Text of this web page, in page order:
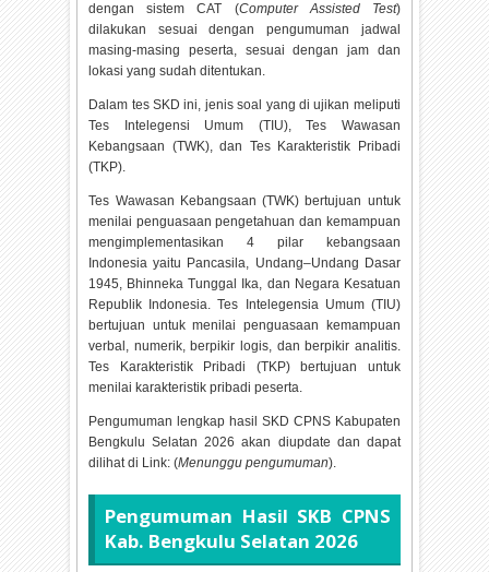
dengan sistem CAT (Computer Assisted Test)
dilakukan sesuai dengan pengumuman jadwal
masing-masing peserta, sesuai dengan jam dan
lokasi yang sudah ditentukan.
Dalam tes SKD ini, jenis soal yang di ujikan meliputi
Tes Intelegensi Umum (TIU), Tes Wawasan
Kebangsaan (TWK), dan Tes Karakteristik Pribadi
(TKP).
Tes Wawasan Kebangsaan (TWK) bertujuan untuk
menilai penguasaan pengetahuan dan kemampuan
mengimplementasikan 4 pilar kebangsaan
Indonesia yaitu Pancasila, Undang–Undang Dasar
1945, Bhinneka Tunggal Ika, dan Negara Kesatuan
Republik Indonesia. Tes Intelegensia Umum (TIU)
bertujuan untuk menilai penguasaan kemampuan
verbal, numerik, berpikir logis, dan berpikir analitis.
Tes Karakteristik Pribadi (TKP) bertujuan untuk
menilai karakteristik pribadi peserta.
Pengumuman lengkap hasil SKD CPNS Kabupaten
Bengkulu Selatan2026 akan diupdate dan dapat
dilihat di Link: (Menunggu pengumuman).
Pengumuman Hasil SKB CPNS
Kab. Bengkulu Selatan 2026